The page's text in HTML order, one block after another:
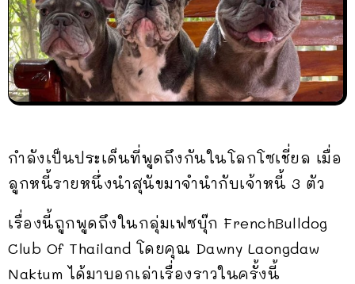
กำลังเป็นประเด็นที่พูดถึงกันในโลกโซเชี่ยล เมื่อ
ลูกหนี้รายหนึ่งนำสุนัขมาจำนำกับเจ้าหนี้ 3 ตัว
เรื่องนี้ถูกพูดถึงในกลุ่มเฟซบุ๊ก FrenchBulldog
Club Of Thailand โดยคุณ Dawny Laongdaw
Naktum ได้มาบอกเล่าเรื่องราวในครั้งนี้